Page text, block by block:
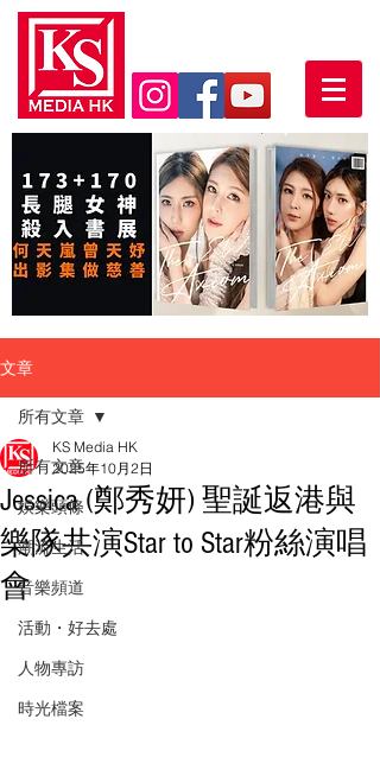
文章
所有文章
娛樂頭條
潮流生活
音樂頻道
活動・好去處
人物專訪
時光檔案
所有文章
Jessica (鄭秀妍) 聖誕返港與
樂隊共演Star to Star粉絲演唱
會
KS Media HK
2025年10月2日